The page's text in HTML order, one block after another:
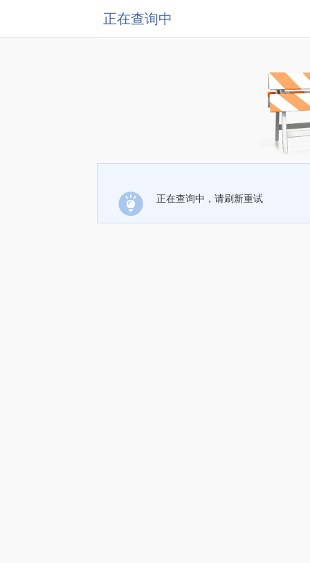
正在查询中
正在查询中，请刷新重试